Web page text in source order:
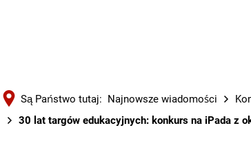
Są Państwo tutaj: Najnowsze wiadomości
30 lat targów edukacyjnych: konkurs na iPada z